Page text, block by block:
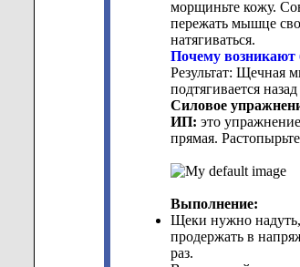
морщиньте кожу.
пережать мышце
натягиваться.
Почему возникают
Результат: Щечная
подтягивается
Силовое
ИП: это
прямая.
Выполнение:
Щеки нужно надуть,
продержать в
раз.